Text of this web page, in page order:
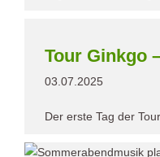
Tour Ginkgo
03.07.2025
Der erste Tag der